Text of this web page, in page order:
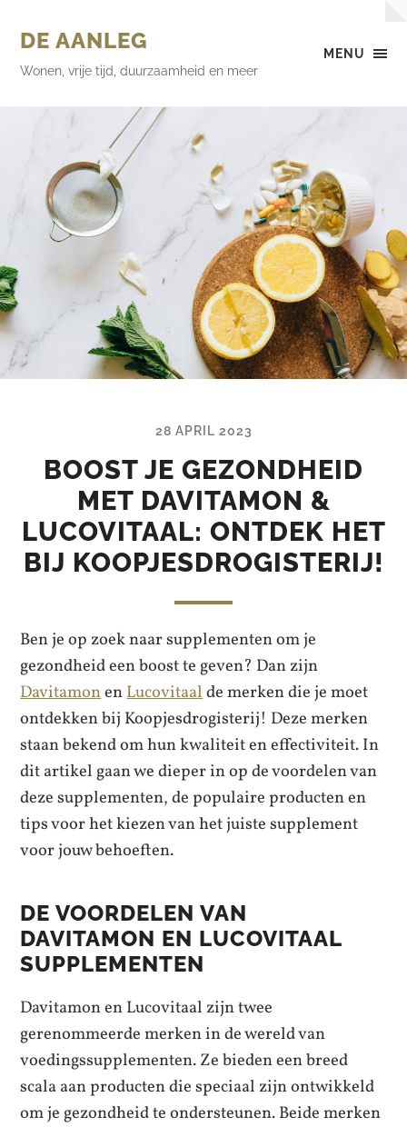
MENU
DE AANLEG
Wonen, vrije tijd, duurzaamheid en meer
28 APRIL 2023
BOOST JE GEZONDHEID
MET DAVITAMON &
LUCOVITAAL: ONTDEK HET
BIJ KOOPJESDROGISTERIJ!
Ben je op zoek naar supplementen om je
gezondheid een boost te geven? Dan zijn
DavitamonenLucovitaalde merken die je moet
ontdekken bij Koopjesdrogisterij! Deze merken
staan bekend om hun kwaliteit en effectiviteit. In
dit artikel gaan we dieper in op de voordelen van
deze supplementen, de populaire producten en
tips voor het kiezen van het juiste supplement
voor jouw behoeften.
DE VOORDELEN VAN
DAVITAMON EN LUCOVITAAL
SUPPLEMENTEN
Davitamon en Lucovitaal zijn twee
gerenommeerde merken in de wereld van
voedingssupplementen. Ze bieden een breed
scala aan producten die speciaal zijn ontwikkeld
om je gezondheid te ondersteunen. Beide merken